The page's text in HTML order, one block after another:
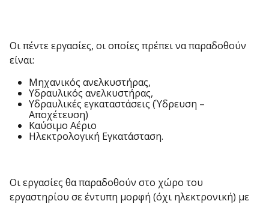
Οι πέντε εργασίες, οι οποίες πρέπει να παραδοθούν
είναι:
Μηχανικός ανελκυστήρας,
Υδραυλικός ανελκυστήρας,
Υδραυλικές εγκαταστάσεις (Ύδρευση –
Αποχέτευση)
Καύσιμο Αέριο
Ηλεκτρολογική Εγκατάσταση.
Οι εργασίες θα παραδοθούν στο χώρο του
εργαστηρίου σε έντυπη μορφή (όχι ηλεκτρονική) με